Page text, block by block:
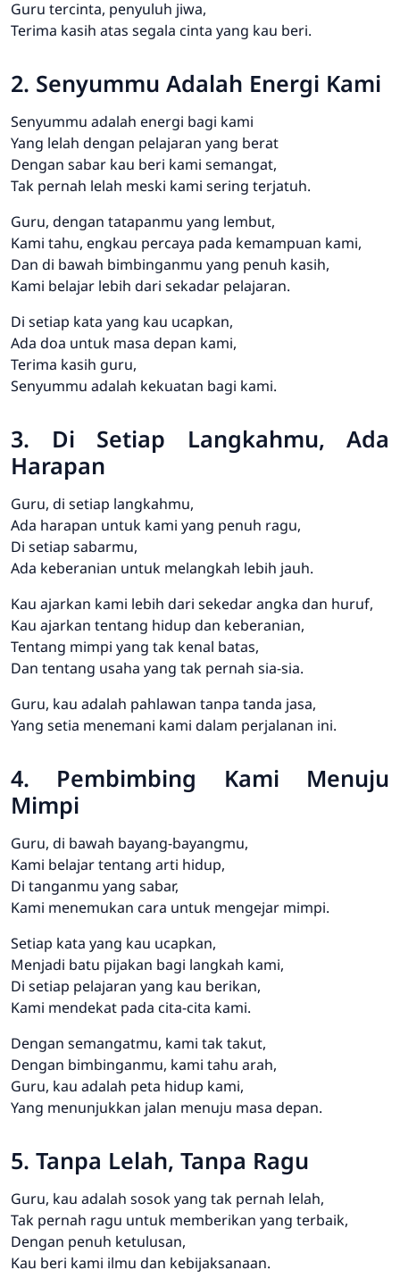
Guru tercinta, penyuluh jiwa,
Terima kasih atas segala cinta yang kau beri.
2. Senyummu Adalah Energi Kami
Senyummu adalah energi bagi kami
Yang lelah dengan pelajaran yang berat
Dengan sabar kau beri kami semangat,
Tak pernah lelah meski kami sering terjatuh.
Guru, dengan tatapanmu yang lembut,
Kami tahu, engkau percaya pada kemampuan kami,
Dan di bawah bimbinganmu yang penuh kasih,
Kami belajar lebih dari sekadar pelajaran.
Di setiap kata yang kau ucapkan,
Ada doa untuk masa depan kami,
Terima kasih guru,
Senyummu adalah kekuatan bagi kami.
3. Di Setiap Langkahmu, Ada
Harapan
Guru, di setiap langkahmu,
Ada harapan untuk kami yang penuh ragu,
Di setiap sabarmu,
Ada keberanian untuk melangkah lebih jauh.
Kau ajarkan kami lebih dari sekedar angka dan huruf,
Kau ajarkan tentang hidup dan keberanian,
Tentang mimpi yang tak kenal batas,
Dan tentang usaha yang tak pernah sia-sia.
Guru, kau adalah pahlawan tanpa tanda jasa,
Yang setia menemani kami dalam perjalanan ini.
4. Pembimbing Kami Menuju
Mimpi
Guru, di bawah bayang-bayangmu,
Kami belajar tentang arti hidup,
Di tanganmu yang sabar,
Kami menemukan cara untuk mengejar mimpi.
Setiap kata yang kau ucapkan,
Menjadi batu pijakan bagi langkah kami,
Di setiap pelajaran yang kau berikan,
Kami mendekat pada cita-cita kami.
Dengan semangatmu, kami tak takut,
Dengan bimbinganmu, kami tahu arah,
Guru, kau adalah peta hidup kami,
Yang menunjukkan jalan menuju masa depan.
5. Tanpa Lelah, Tanpa Ragu
Guru, kau adalah sosok yang tak pernah lelah,
Tak pernah ragu untuk memberikan yang terbaik,
Dengan penuh ketulusan,
Kau beri kami ilmu dan kebijaksanaan.